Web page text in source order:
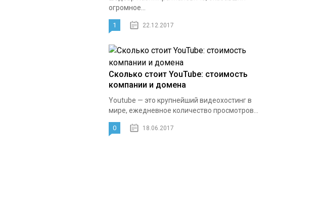
огромное...
1 22.12.2017
Сколько стоит YouTube: стоимость
компании и домена
Youtube — это крупнейший видеохостинг в
мире, ежедневное количество просмотров...
0 18.06.2017